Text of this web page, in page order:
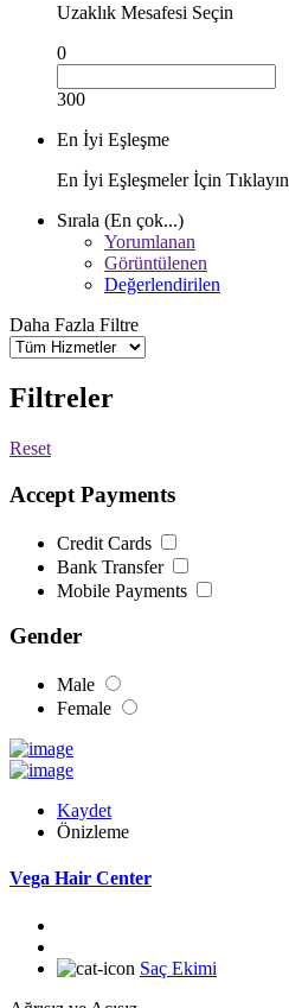
Uzaklık Mesafesi Seçin
0
300
En İyi Eşleşme
En İyi Eşleşmeler İçin Tıklayın
Sırala (En çok...)
Yorumlanan
Görüntülenen
Değerlendirilen
Daha Fazla Filtre
Filtreler
Reset
Accept Payments
Credit Cards
Bank Transfer
Mobile Payments
Gender
Male
Female
Kaydet
Önizleme
Vega Hair Center
Saç Ekimi